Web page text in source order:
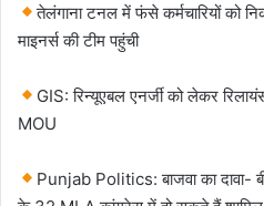
तेलंगाना टनल में फंसे कर्मचारियों को
माइनर्स की टीम पहुंची
GIS: रिन्यूएबल एनर्जी को लेकर
MOU
​​​​Punjab Politics: बाजवा का दावा-